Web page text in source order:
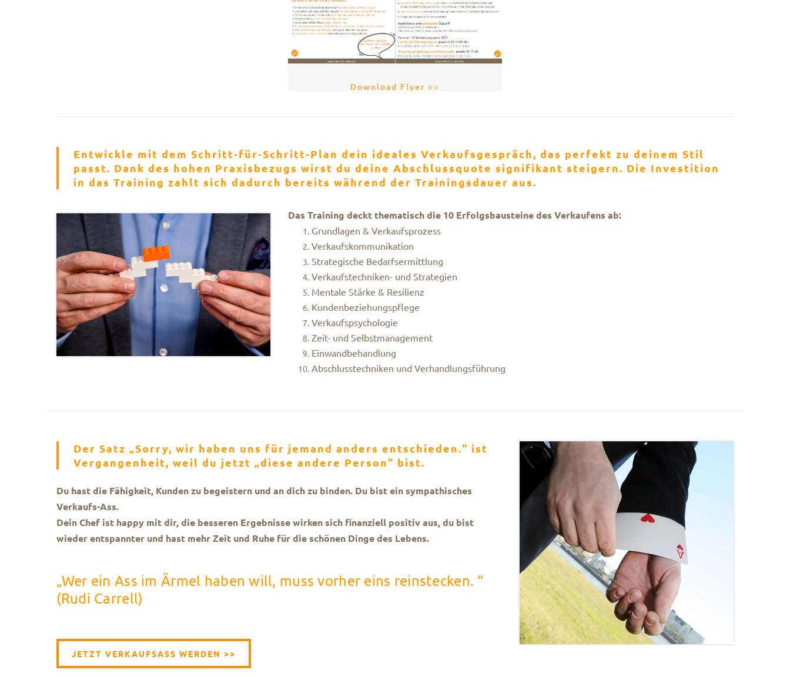
Download Flyer >>
Entwickle mit dem Schritt-für-Schritt-Plan dein ideales Verkaufsgespräch, das perfekt zu deinem Stil
passt. Dank des hohen Praxisbezugs wirst du deine Abschlussquote signifikant steigern. Die Investition
in das Training zahlt sich dadurch bereits während der Trainingsdauer aus.
Das Training deckt thematisch die 10 Erfolgsbausteine des Verkaufens ab:
Grundlagen & Verkaufsprozess
Verkaufskommunikation
Strategische Bedarfsermittlung
Verkaufstechniken- und Strategien
Mentale Stärke & Resilienz
Kundenbeziehungspflege
Verkaufspsychologie
Zeit- und Selbstmanagement
Einwandbehandlung
Abschlusstechniken und Verhandlungsführung
Der Satz „Sorry, wir haben uns für jemand anders entschieden.“ ist
Vergangenheit, weil du jetzt „diese andere Person“ bist.
Du hast die Fähigkeit, Kunden zu begeistern und an dich zu binden. Du bist ein sympathisches
Verkaufs-Ass.
Dein Chef ist happy mit dir, die besseren Ergebnisse wirken sich finanziell positiv aus, du bist
wieder entspannter und hast mehr Zeit und Ruhe für die schönen Dinge des Lebens.
„Wer ein Ass im Ärmel haben will, muss vorher eins reinstecken. “
(Rudi Carrell)
JETZT VERKAUFSASS WERDEN >>